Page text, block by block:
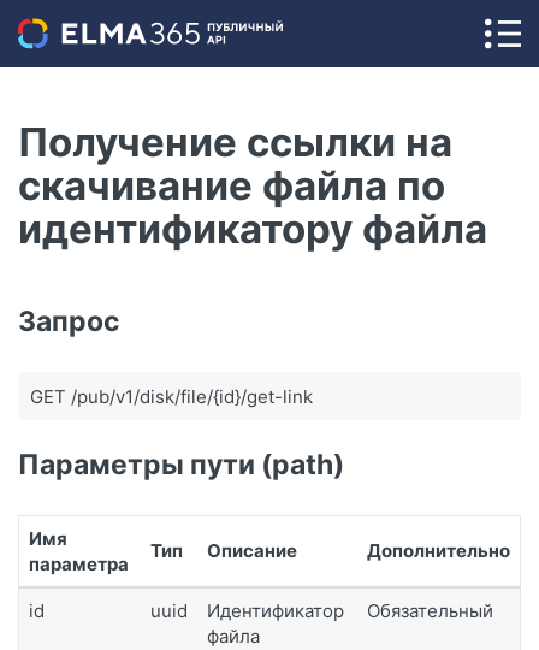
Получение ссылки на
скачивание файла по
идентификатору файла
Запрос
GET /pub/v1/disk/file/{id}/get-link
Параметры пути (path)
Имя
параметра
Тип Описание Дополнительно
id uuid
Идентификатор
файла
Обязательный